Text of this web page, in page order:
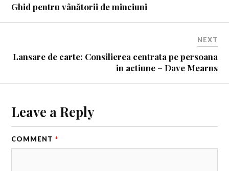
Ghid pentru vânătorii de minciuni
NEXT
Lansare de carte: Consilierea centrata pe persoana
in actiune – Dave Mearns
Leave a Reply
COMMENT *